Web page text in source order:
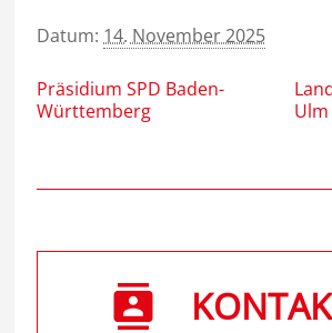
Datum: 14. November 2025
Präsidium SPD Baden-
Württemberg
Ulm